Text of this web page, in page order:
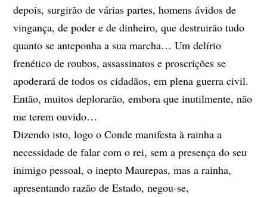
depois, surgirão de várias partes, homens ávidos de
vingança, de poder e de dinheiro, que destruirão tudo
quanto se anteponha a sua marcha… Um delírio
frenético de roubos, assassinatos e proscrições se
apoderará de todos os cidadãos, em plena guerra civil.
Então, muitos deplorarão, embora que inutilmente, não
me terem ouvido…
Dizendo isto, logo o Conde manifesta à rainha a
necessidade de falar com o rei, sem a presença do seu
inimigo pessoal, o inepto Maurepas, mas a rainha,
apresentando razão de Estado, negou-se,